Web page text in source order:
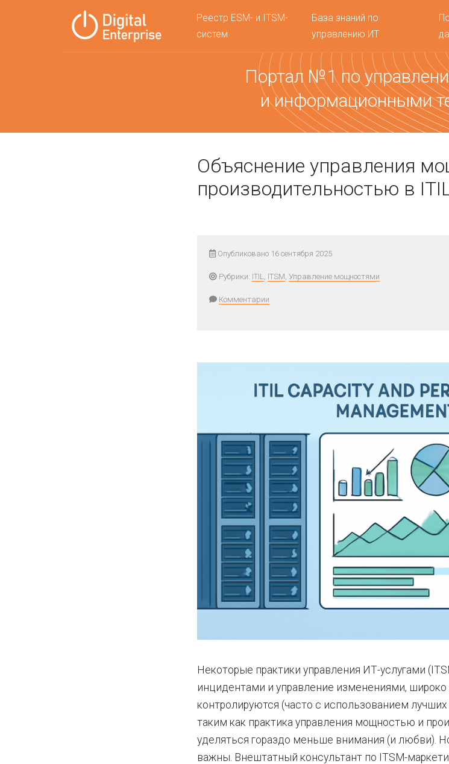
Реестр ESM- и ITSM-
систем
База знаний по
управлению ИТ
Портал №1 по
и информационными
Объяснение управления
производительностью в
Опубликовано 16 сентября 2025
Рубрики: ITIL, ITSM, Управление мощностями
Комментарии
Некоторые практики управления ИТ-услугами
инцидентами и управление изменениями,
контролируются (часто с использованием
таким как практика управления мощностью и
уделяться гораздо меньше внимания (и любви).
важны. Внештатный консультант по ITSM-